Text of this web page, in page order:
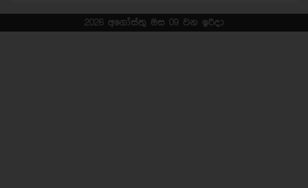
2026 අගෝස්තු මස 09 වන ඉරිදා